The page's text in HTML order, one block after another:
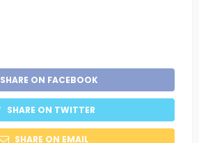
SHARE ON FACEBOOK
SHARE ON TWITTER
SHARE ON EMAIL